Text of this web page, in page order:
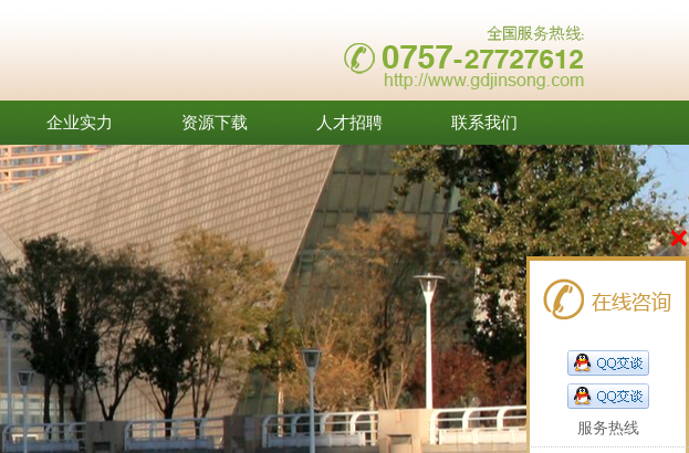
企业实力 资源下载 人才招聘 联系我们
×
服务热线